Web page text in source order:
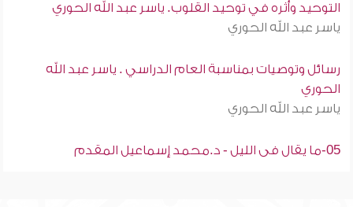
التوحيد وأثره في توحيد القلوب. ياسر عبد الله الحوري
ياسر عبد الله الحوري
رسائل وتوصيات بمناسبة العام الدراسي . ياسر عبد الله
الحوري
ياسر عبد الله الحوري
05-ما يقال فى الليل - د.محمد إسماعيل المقدم